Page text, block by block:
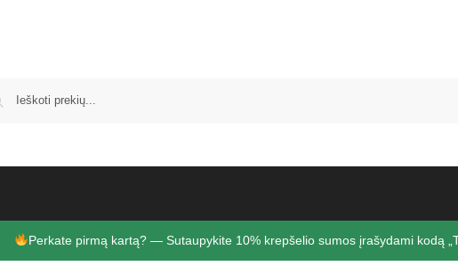
Perkate pirmą kartą? — Sutaupykite 10% krepšelio sumos įrašydami kodą